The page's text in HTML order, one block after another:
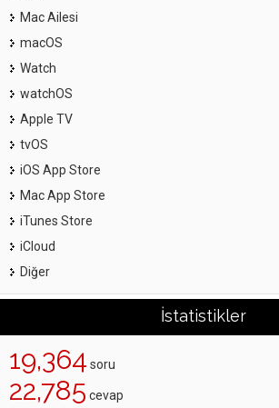
Mac Ailesi
macOS
Watch
watchOS
Apple TV
tvOS
iOS App Store
Mac App Store
iTunes Store
iCloud
Diğer
İstatistikler
19,364 soru
22,785 cevap